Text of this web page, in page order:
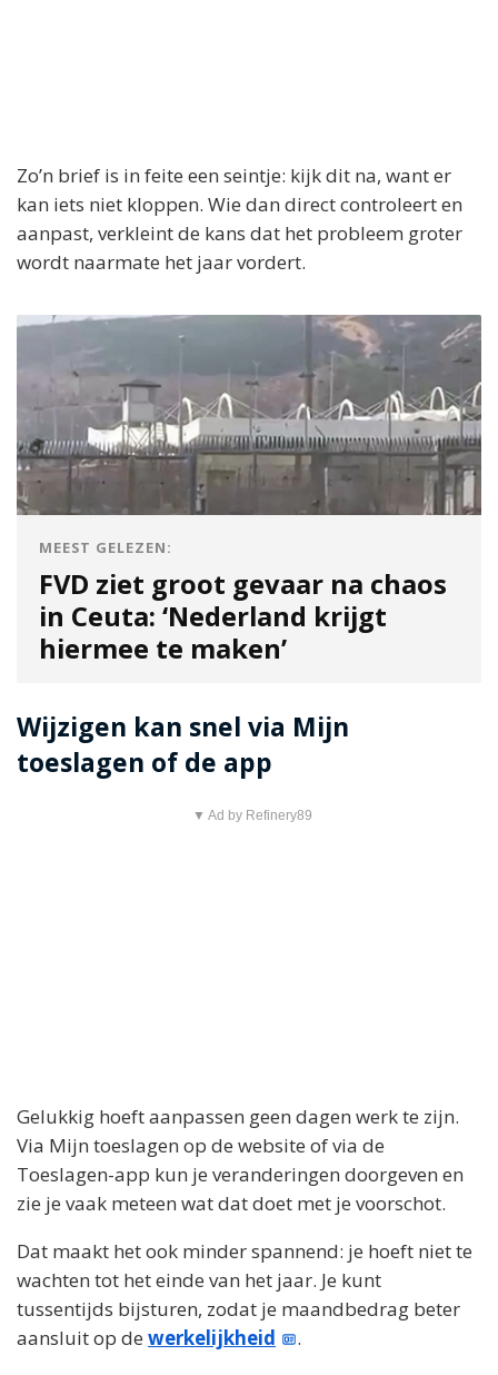
Zo’n brief is in feite een seintje: kijk dit na, want er
kan iets niet kloppen. Wie dan direct controleert en
aanpast, verkleint de kans dat het probleem groter
wordt naarmate het jaar vordert.
MEEST GELEZEN:
FVD ziet groot gevaar na chaos
in Ceuta: ‘Nederland krijgt
hiermee te maken’
Wijzigen kan snel via Mijn
toeslagen of de app
▼ Ad by Refinery89
Gelukkig hoeft aanpassen geen dagen werk te zijn.
Via Mijn toeslagen op de website of via de
Toeslagen-app kun je veranderingen doorgeven en
zie je vaak meteen wat dat doet met je voorschot.
Dat maakt het ook minder spannend: je hoeft niet te
wachten tot het einde van het jaar. Je kunt
tussentijds bijsturen, zodat je maandbedrag beter
aansluit op de werkelijkheid .